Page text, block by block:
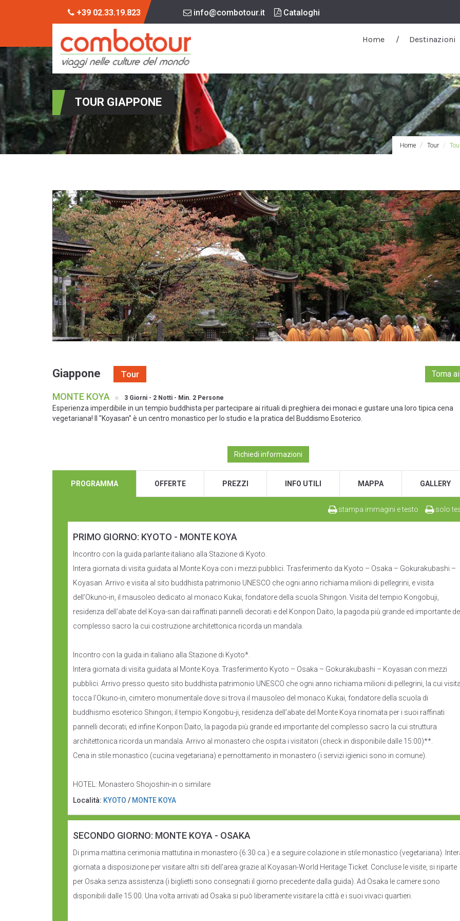
+39 02.33.19.823 info@combotour.it Cataloghi
Home Destinazioni
TOUR GIAPPONE
Home Tour
Giappone Tour Torna
MONTE KOYA 3 Giorni - 2 Notti - Min. 2 Persone
Esperienza imperdibile in un tempio buddhista per partecipare ai rituali di preghiera dei monaci e gustare una loro tipica cena
vegetariana! Il "Koyasan" è un centro monastico per lo studio e la pratica del Buddismo Esoterico.
Richiedi informazioni
PROGRAMMA OFFERTE PREZZI INFO UTILI MAPPA GALLERY
stampa immagini e testo solo
PRIMO GIORNO: KYOTO - MONTE KOYA
Incontro con la guida parlante italiano alla Stazione di Kyoto.
Intera giornata di visita guidata al Monte Koya con i mezzi pubblici. Trasferimento da Kyoto – Osaka – Gokurakubashi –
Koyasan. Arrivo e visita al sito buddhista patrimonio UNESCO che ogni anno richiama milioni di pellegrini, e visita
dell’Okuno-in, il mausoleo dedicato al monaco Kukai, fondatore della scuola Shingon. Visita del tempio Kongobuji,
residenza dell’abate del Koya-san dai raffinati pannelli decorati e del Konpon Daito, la pagoda più grande ed importante
complesso sacro la cui costruzione architettonica ricorda un mandala.
Incontro con la guida in italiano alla Stazione di Kyoto*.
Intera giornata di visita guidata al Monte Koya. Trasferimento Kyoto – Osaka – Gokurakubashi – Koyasan con mezzi
pubblici. Arrivo presso questo sito buddhista patrimonio UNESCO che ogni anno richiama milioni di pellegrini, la cui
tocca l’Okuno-in, cimitero monumentale dove si trova il mausoleo del monaco Kukai, fondatore della scuola di
buddhismo esoterico Shingon; il tempio Kongobu-ji, residenza dell’abate del Monte Koya rinomata per i suoi raffinati
pannelli decorati; ed infine Konpon Daito, la pagoda più grande ed importante del complesso sacro la cui struttura
architettonica ricorda un mandala. Arrivo al monastero che ospita i visitatori (check in disponibile dalle 15:00)**.
Cena in stile monastico (cucina vegetariana) e pernottamento in monastero (i servizi igienici sono in comune).
HOTEL: Monastero Shojoshin-in o similare
Località: KYOTO / MONTE KOYA
SECONDO GIORNO: MONTE KOYA - OSAKA
Di prima mattina cerimonia mattutina in monastero (6:30 ca.) e a seguire colazione in stile monastico (vegetariana).
giornata a disposizione per visitare altri siti dell'area grazie al Koyasan-World Heritage Ticket. Concluse le visite, si riparte
per Osaka senza assistenza (i biglietti sono consegnati il giorno precedente dalla guida). Ad Osaka le camere sono
disponibili dalle 15:00. Una volta arrivati ad Osaka si può liberamente visitare la città e i suoi vivaci quartieri.